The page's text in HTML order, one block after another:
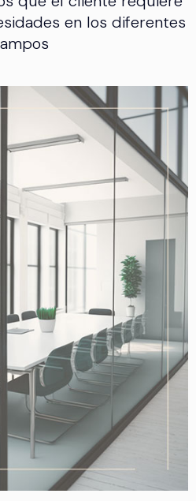
en los diferentes